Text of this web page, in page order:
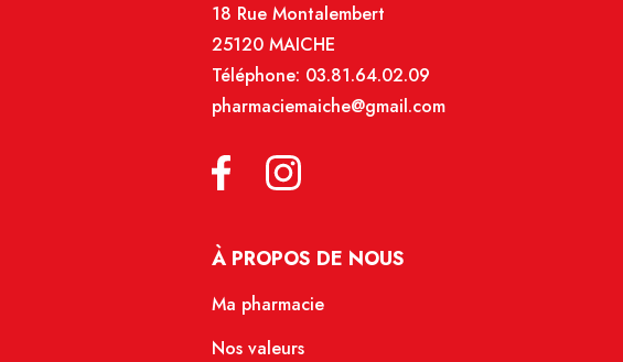
18 Rue Montalembert
25120 MAICHE
Téléphone: 03.81.64.02.09
pharmaciemaiche@gmail.com
À PROPOS DE NOUS
Ma pharmacie
Nos valeurs